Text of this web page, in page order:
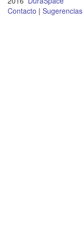
Contacto | Sugerencias